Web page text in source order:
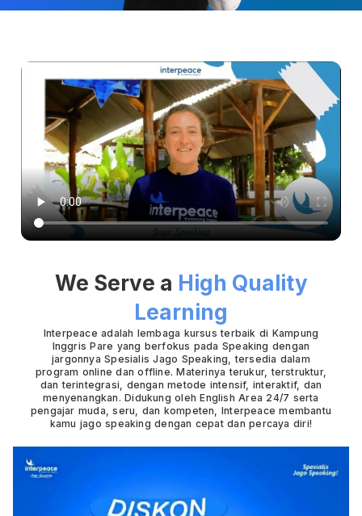
We Serve a High Quality
Learning
Interpeace adalah lembaga kursus terbaik di Kampung
Inggris Pare yang berfokus pada Speaking dengan
jargonnya Spesialis Jago Speaking, tersedia dalam
program online dan offline. Materinya terukur, terstruktur,
dan terintegrasi, dengan metode intensif, interaktif, dan
menyenangkan. Didukung oleh English Area 24/7 serta
pengajar muda, seru, dan kompeten, Interpeace membantu
kamu jago speaking dengan cepat dan percaya diri!